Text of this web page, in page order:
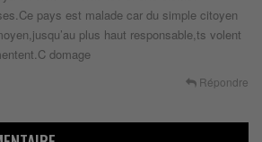
pays est malade car du simple citoyen
plus haut responsable,ts volent
domage
Répondre